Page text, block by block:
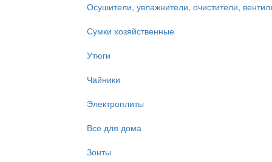
Осушители, увлажнители, очистители,
Сумки хозяйственные
Утюги
Чайники
Электроплиты
Все для дома
Зонты